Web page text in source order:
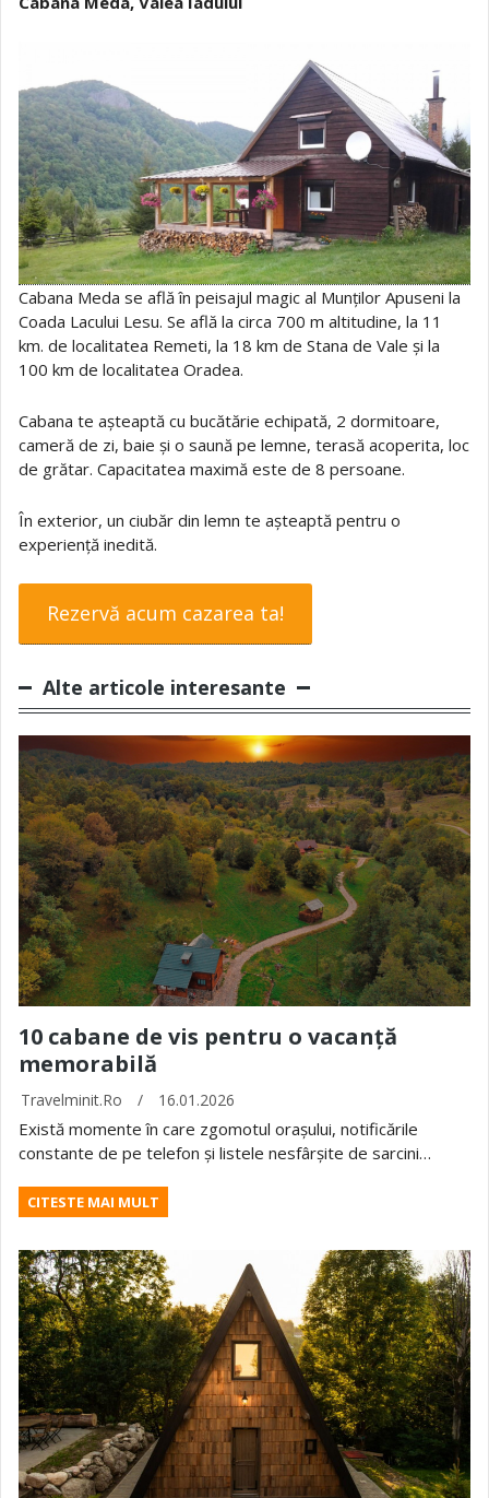
Cabana Meda se află în peisajul magic al Munților Apuseni la
Coada Lacului Lesu. Se află la circa 700 m altitudine, la 11
km. de localitatea Remeti, la 18 km de Stana de Vale și la
100 km de localitatea Oradea.
Cabana te așteaptă cu bucătărie echipată, 2 dormitoare,
cameră de zi, baie și o saună pe lemne, terasă acoperita, loc
de grătar. Capacitatea maximă este de 8 persoane.
În exterior, un ciubăr din lemn te așteaptă pentru o
experiență inedită.
Rezervă acum cazarea ta!
Alte articole interesante
10 cabane de vis pentru o vacanță
memorabilă
Travelminit.ro / 16.01.2026
Există momente în care zgomotul orașului, notificările
constante de pe telefon și listele nesfârșite de sarcini…
CITESTE MAI MULT